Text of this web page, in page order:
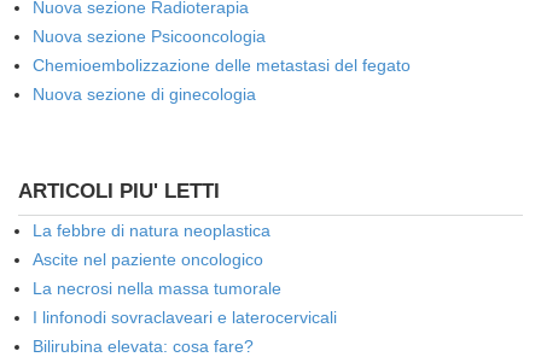
Nuova sezione Radioterapia
Nuova sezione Psicooncologia
Chemioembolizzazione delle metastasi del fegato
Nuova sezione di ginecologia
ARTICOLI PIU' LETTI
La febbre di natura neoplastica
Ascite nel paziente oncologico
La necrosi nella massa tumorale
I linfonodi sovraclaveari e laterocervicali
Bilirubina elevata: cosa fare?